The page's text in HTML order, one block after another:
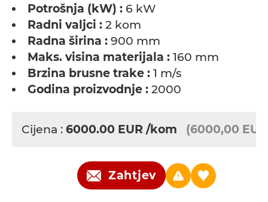
Potrošnja (kW) : 6 kW
Radni valjci : 2 kom
Radna širina : 900 mm
Maks. visina materijala : 160 mm
Brzina brusne trake : 1 m/s
Godina proizvodnje : 2000
Cijena : 6000.00 EUR /kom (6000,00
Zahtjev